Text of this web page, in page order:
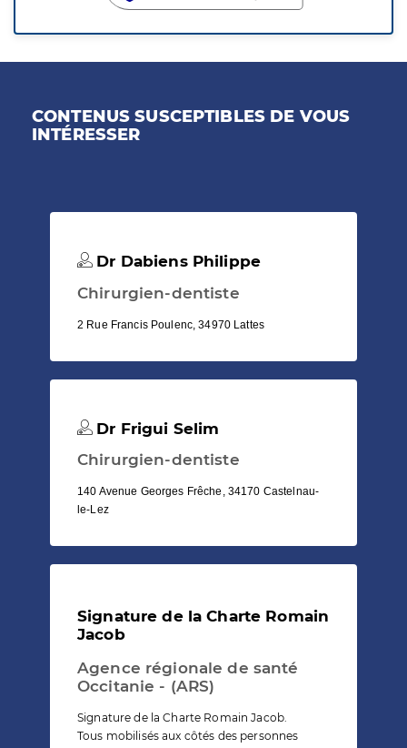
CONTENUS SUSCEPTIBLES DE VOUS
INTÉRESSER
Dr Dabiens Philippe
Chirurgien-dentiste
2 Rue Francis Poulenc, 34970 Lattes
Dr Frigui Selim
Chirurgien-dentiste
140 Avenue Georges Frêche, 34170 Castelnau-
le-Lez
Signature de la Charte Romain
Jacob
Agence régionale de santé
Occitanie - (ARS)
Signature de la Charte Romain Jacob.
Tous mobilisés aux côtés des personnes